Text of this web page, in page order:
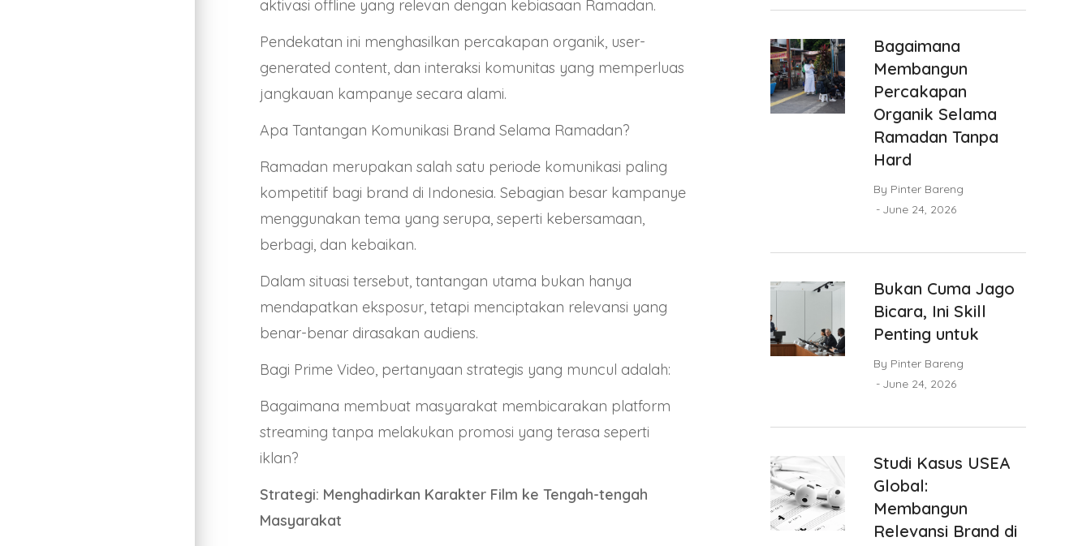
aktivasi offline yang relevan dengan kebiasaan Ramadan.
Pendekatan ini menghasilkan percakapan organik, user-
generated content, dan interaksi komunitas yang memperluas
jangkauan kampanye secara alami.
Apa Tantangan Komunikasi Brand Selama Ramadan?
Ramadan merupakan salah satu periode komunikasi paling
kompetitif bagi brand di Indonesia. Sebagian besar kampanye
menggunakan tema yang serupa, seperti kebersamaan,
berbagi, dan kebaikan.
Dalam situasi tersebut, tantangan utama bukan hanya
mendapatkan eksposur, tetapi menciptakan relevansi yang
benar-benar dirasakan audiens.
Bagi Prime Video, pertanyaan strategis yang muncul adalah:
Bagaimana membuat masyarakat membicarakan platform
streaming tanpa melakukan promosi yang terasa seperti
iklan?
Strategi: Menghadirkan Karakter Film ke Tengah-tengah
Masyarakat
Bagaimana
Membangun
Percakapan
Organik Selama
Ramadan Tanpa
Hard
By Pinter Bareng
June 24, 2026
Bukan Cuma Jago
Bicara, Ini Skill
Penting untuk
By Pinter Bareng
June 24, 2026
Studi Kasus USEA
Global:
Membangun
Relevansi Brand di